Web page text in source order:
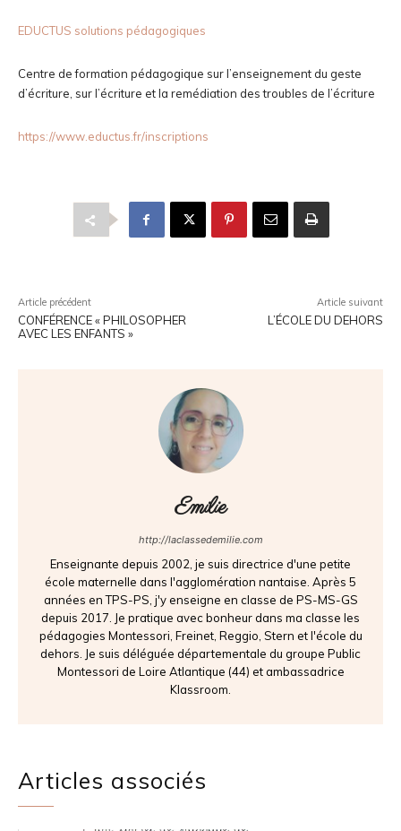
EDUCTUS solutions pédagogiques
Centre de formation pédagogique sur l’enseignement du geste
d’écriture, sur l’écriture et la remédiation des troubles de l’écriture
https://www.eductus.fr/inscriptions
Article précédent
CONFÉRENCE « PHILOSOPHER
AVEC LES ENFANTS »
Article suivant
L’ÉCOLE DU DEHORS
Emilie
http://laclassedemilie.com
Enseignante depuis 2002, je suis directrice d'une petite
école maternelle dans l'agglomération nantaise. Après 5
années en TPS-PS, j'y enseigne en classe de PS-MS-GS
depuis 2017. Je pratique avec bonheur dans ma classe les
pédagogies Montessori, Freinet, Reggio, Stern et l'école du
dehors. Je suis déléguée départementale du groupe Public
Montessori de Loire Atlantique (44) et ambassadrice
Klassroom.
Articles associés